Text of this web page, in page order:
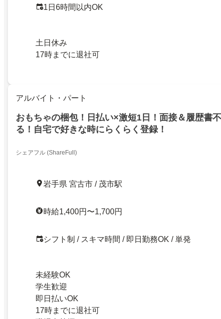
1日6時間以内OK
土日休み
17時までに退社可
アルバイト・パート
おもちゃの梱包！日払い×激短1日！面接＆履歴書
る！自宅で好きな時にらくらく登録！
シェアフル (ShareFull)
岩手県 宮古市 / 茂市駅
時給1,400円〜1,700円
シフト制 / スキマ時間 / 即日勤務OK / 単発
未経験OK
学生歓迎
即日払いOK
17時までに退社可